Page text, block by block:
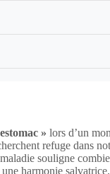
» lors d’un
refuge dans
souligne
harmonie